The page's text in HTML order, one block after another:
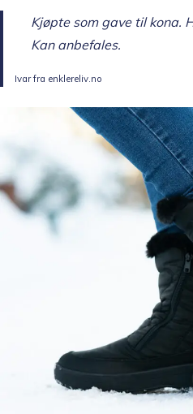
Kjøpte som gave til kona.
Kan anbefales.
Ivar fra enklereliv.no